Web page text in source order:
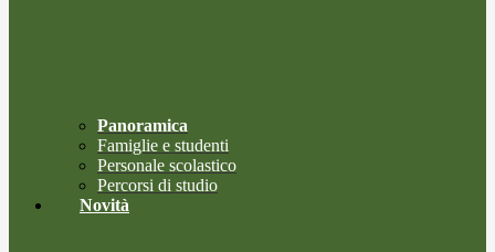
Panoramica
Famiglie e studenti
Personale scolastico
Percorsi di studio
Novità